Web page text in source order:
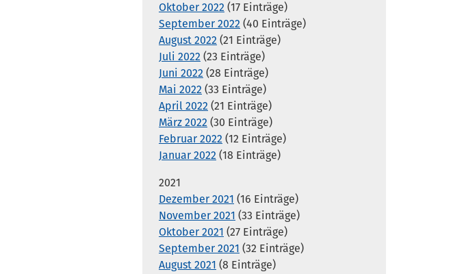
Oktober 2022 (17 Einträge)
September 2022 (40 Einträge)
August 2022 (21 Einträge)
Juli 2022 (23 Einträge)
Juni 2022 (28 Einträge)
Mai 2022 (33 Einträge)
April 2022 (21 Einträge)
März 2022 (30 Einträge)
Februar 2022 (12 Einträge)
Januar 2022 (18 Einträge)
2021
Dezember 2021 (16 Einträge)
November 2021 (33 Einträge)
Oktober 2021 (27 Einträge)
September 2021 (32 Einträge)
August 2021 (8 Einträge)